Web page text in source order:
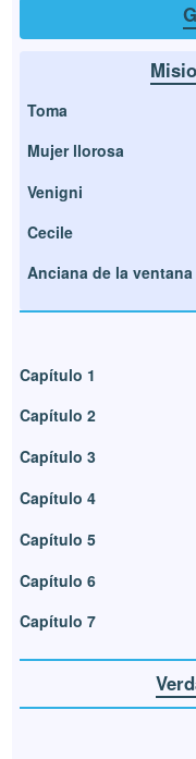
Toma
Mujer llorosa
Venigni
Cecile
Anciana de la ventana
Capítulo 1
Capítulo 2
Capítulo 3
Capítulo 4
Capítulo 5
Capítulo 6
Capítulo 7